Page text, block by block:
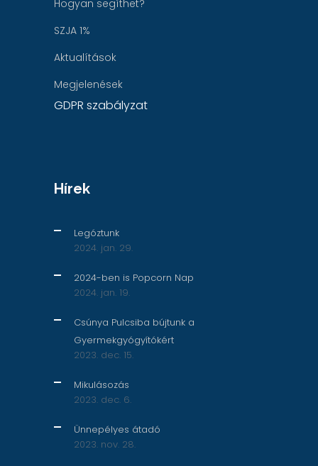
Hogyan segíthet?
SZJA 1%
Aktualítások
Megjelenések
GDPR szabályzat
Hírek
Legóztunk
2024. jan. 29.
2024-ben is Popcorn Nap
2024. jan. 19.
Csúnya Pulcsiba bújtunk a
Gyermekgyógyítókért
2023. dec. 15.
Mikulásozás
2023. dec. 6.
Ünnepélyes átadó
2023. nov. 28.